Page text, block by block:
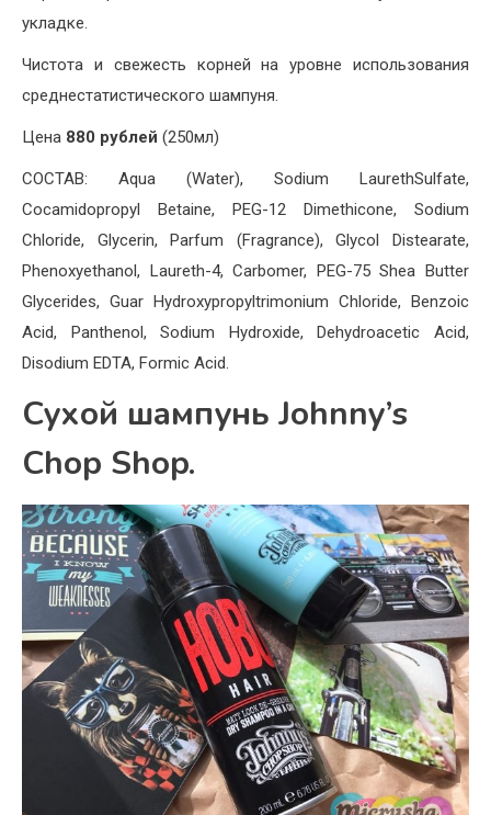
укладке.
Чистота и свежесть корней на уровне использования
среднестатистического шампуня.
Цена 880 рублей (250мл)
СОСТАВ: Aqua (Water), Sodium LaurethSulfate,
Cocamidopropyl Betaine, PEG-12 Dimethicone, Sodium
Chloride, Glycerin, Parfum (Fragrance), Glycol Distearate,
Phenoxyethanol, Laureth-4, Carbomer, PEG-75 Shea Butter
Glycerides, Guar Hydroxypropyltrimonium Chloride, Benzoic
Acid, Panthenol, Sodium Hydroxide, Dehydroacetic Acid,
Disodium EDTA, Formic Acid.
Сухой шампунь Johnny’s
Chop Shop.